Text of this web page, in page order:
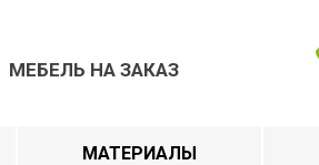
МЕБЕЛЬ НА ЗАКАЗ
МАТЕРИАЛЫ